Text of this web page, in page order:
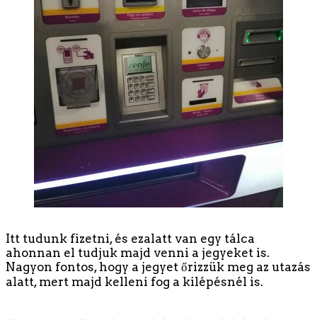
Itt tudunk fizetni, és ezalatt van egy tálca
ahonnan el tudjuk majd venni a jegyeket is.
Nagyon fontos, hogy a jegyet őrizzük meg az utazás
alatt, mert majd kelleni fog a kilépésnél is.